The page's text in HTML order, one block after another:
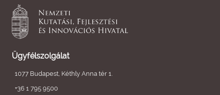
Ügyfélszolgálat
1077 Budapest, Kéthly Anna tér 1.
+36 1 795 9500